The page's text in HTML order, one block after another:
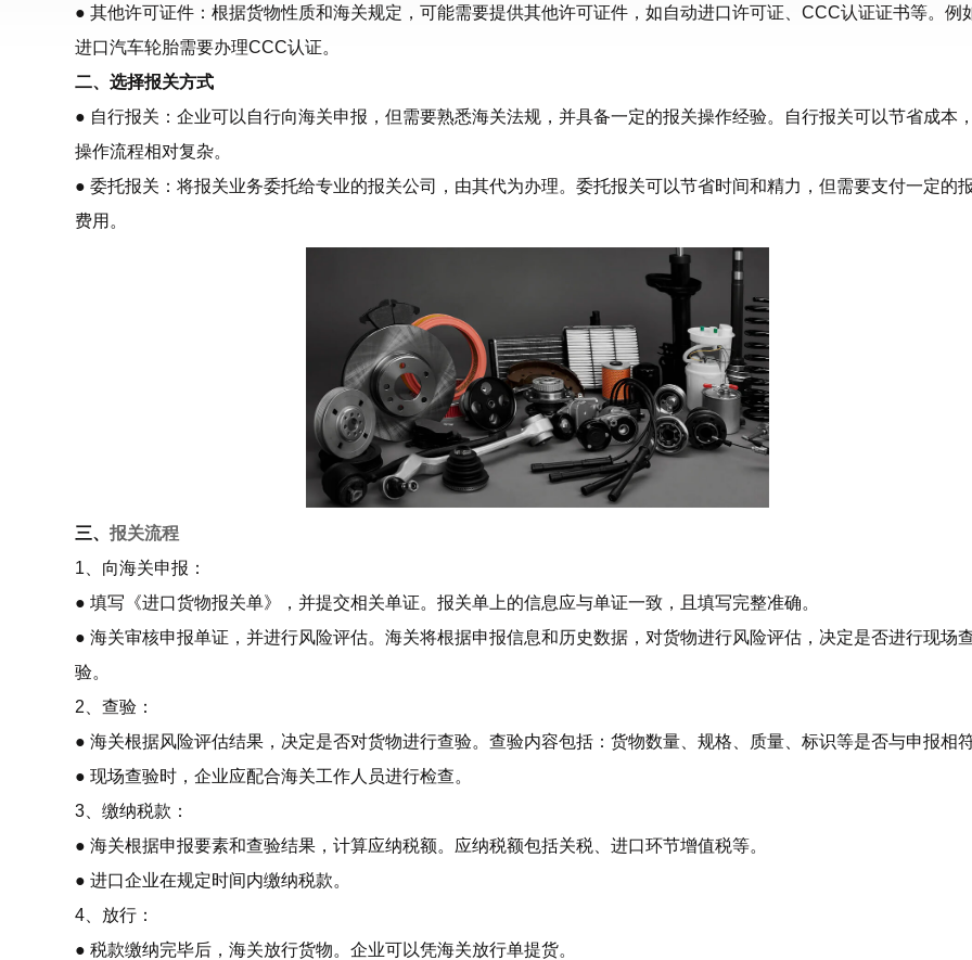
● 其他许可证件：根据货物性质和海关规定，可能需要提供其他许可证件，如自动进口许可证、CCC认证证书等。例
进口汽车轮胎需要办理CCC认证。
二、选择报关方式
● 自行报关：企业可以自行向海关申报，但需要熟悉海关法规，并具备一定的报关操作经验。自行报关可以节省成本
操作流程相对复杂。
● 委托报关：将报关业务委托给专业的报关公司，由其代为办理。委托报关可以节省时间和精力，但需要支付一定的
费用。
三、 报关流程
1、向海关申报：
● 填写《进口货物报关单》，并提交相关单证。报关单上的信息应与单证一致，且填写完整准确。
● 海关审核申报单证，并进行风险评估。海关将根据申报信息和历史数据，对货物进行风险评估，决定是否进行现场
验。
2、查验：
● 海关根据风险评估结果，决定是否对货物进行查验。查验内容包括：货物数量、规格、质量、标识等是否与申报相
● 现场查验时，企业应配合海关工作人员进行检查。
3、缴纳税款：
● 海关根据申报要素和查验结果，计算应纳税额。应纳税额包括关税、进口环节增值税等。
● 进口企业在规定时间内缴纳税款。
4、放行：
● 税款缴纳完毕后，海关放行货物。企业可以凭海关放行单提货。